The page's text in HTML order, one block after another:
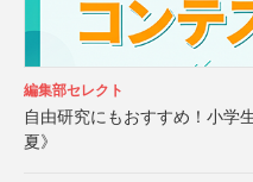
編集部セレクト
自由研究にもおすすめ！小学
夏》